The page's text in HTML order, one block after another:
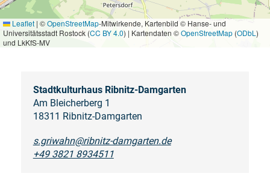
Leaflet | ©OpenStreetMap-Mitwirkende, Kartenbild © Hanse- und
Universitätsstadt Rostock (CC BY 4.0) | Kartendaten ©OpenStreetMap (ODbL )
und LkKfS-MV
Stadtkulturhaus Ribnitz-Damgarten
Am Bleicherberg 1
18311 Ribnitz-Damgarten
s.griwahn@ribnitz-damgarten.de
+49 3821 8934511